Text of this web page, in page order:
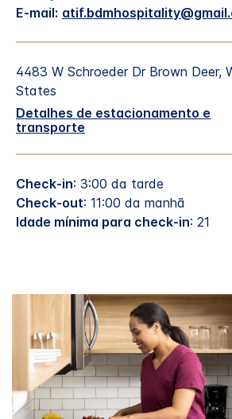
E-mail:
4483 W Schroeder Dr Brown Deer,
States
Detalhes de estacionamento e
transporte
Check-in: 3:00 da tarde
Check-out: 11:00 da manhã
Idade mínima para check-in: 21